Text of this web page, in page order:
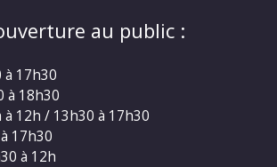
au public :
à 17h30
à 18h30
12h / 13h30 à 17h30
17h30
à 12h